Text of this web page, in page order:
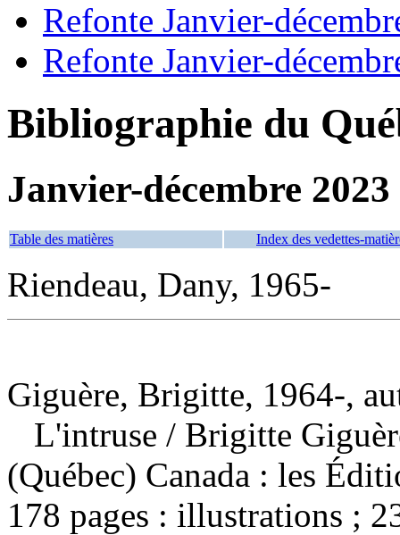
Refonte Janvier-
Refonte Janvier-
Bibliographie du
Janvier-décembre 2023
Table des matières Index des vedettes-
Riendeau, Dany, 1965-
Giguère, Brigitte, 1964-,
L'intruse / Brigitte
(Québec) Canada : les
178 pages : illustrations ;